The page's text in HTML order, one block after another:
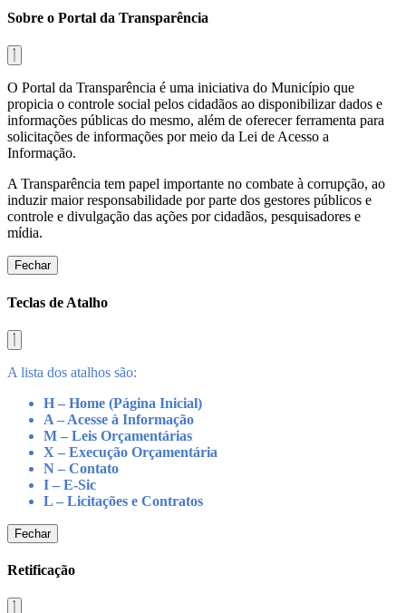
Sobre o Portal da Transparência
O Portal da Transparência é uma iniciativa do Município que
propicia o controle social pelos cidadãos ao disponibilizar dados e
informações públicas do mesmo, além de oferecer ferramenta para
solicitações de informações por meio da Lei de Acesso a
Informação.
A Transparência tem papel importante no combate à corrupção, ao
induzir maior responsabilidade por parte dos gestores públicos e
controle e divulgação das ações por cidadãos, pesquisadores e
mídia.
Fechar
Teclas de Atalho
A lista dos atalhos são:
H – Home (Página Inicial)
A – Acesse à Informação
M – Leis Orçamentárias
X – Execução Orçamentária
N – Contato
I – E-Sic
L – Licitações e Contratos
Fechar
Retificação